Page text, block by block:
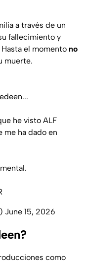
a través de un
fallecimiento y
el momento no
muerte.
he visto ALF
me ha dado en
June 15, 2026
como